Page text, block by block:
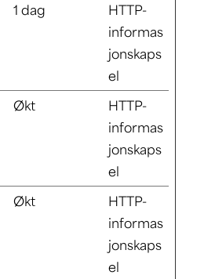
1 dag
HTTP-
informas
jonskaps
el
Økt
HTTP-
informas
jonskaps
el
Økt
HTTP-
informas
jonskaps
el